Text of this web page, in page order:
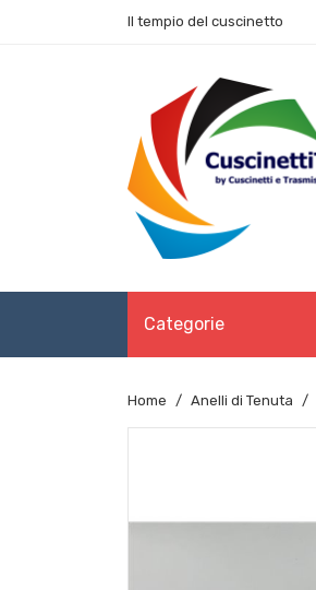
Il tempio del cuscinetto
Categorie
Home Anelli di Tenuta